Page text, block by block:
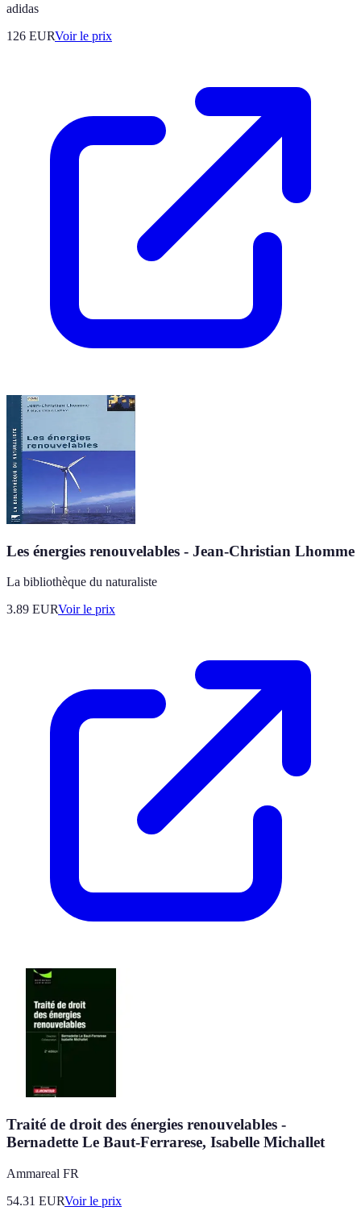
adidas
126 EURVoir le prix
Les énergies renouvelables - Jean-Christian Lhomme
La bibliothèque du naturaliste
3.89 EURVoir le prix
Traité de droit des énergies renouvelables -
Bernadette Le Baut-Ferrarese, Isabelle Michallet
Ammareal FR
54.31 EURVoir le prix